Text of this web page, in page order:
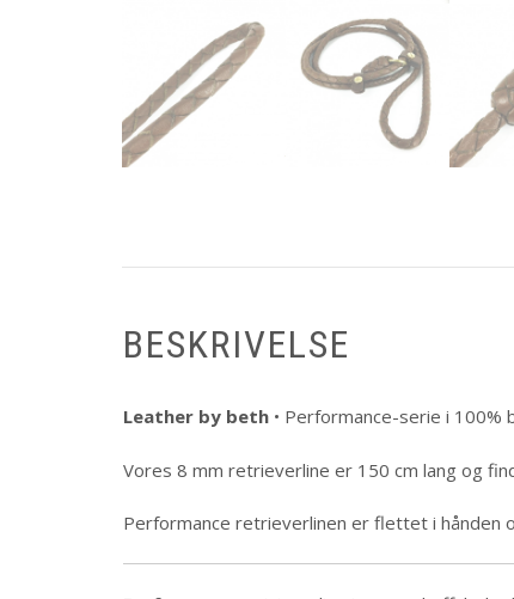
BESKRIVELSE
Leather by beth • Performance-serie i
Vores 8 mm retrieverline er 150 cm lang og
Performance retrieverlinen er flettet i hånden